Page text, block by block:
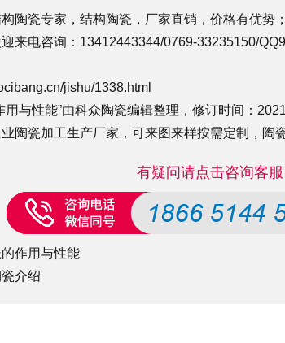
陶瓷专家，结构陶瓷，厂家直销，价格有优势
来电咨询：13412443344/0769-33235150/
jishu/1338.html
用与性能”由科众陶瓷编辑整理，修订时间：
陶瓷加工生产厂家，可来图来样按需定制， 陶
有疑问请点击咨询客服
作用与性能
介绍